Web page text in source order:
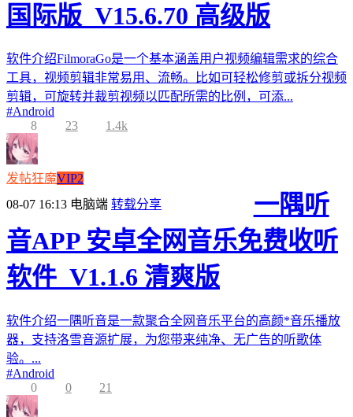
国际版_V15.6.70 高级版
软件介绍FilmoraGo是一个基本涵盖用户视频编辑需求的综合
工具，视频剪辑非常易用、流畅。比如可轻松修剪或拆分视频
剪辑，可旋转并裁剪视频以匹配所需的比例，可添...
#Android
8
23 1.4k
发帖狂魔VIP2
08-07 16:13 电脑端 转载分享
一隅听
音APP 安卓全网音乐免费收听
软件_V1.1.6 清爽版
软件介绍一隅听音是一款聚合全网音乐平台的高颜*音乐播放
器，支持洛雪音源扩展，为您带来纯净、无广告的听歌体
验。...
#Android
0
0 21